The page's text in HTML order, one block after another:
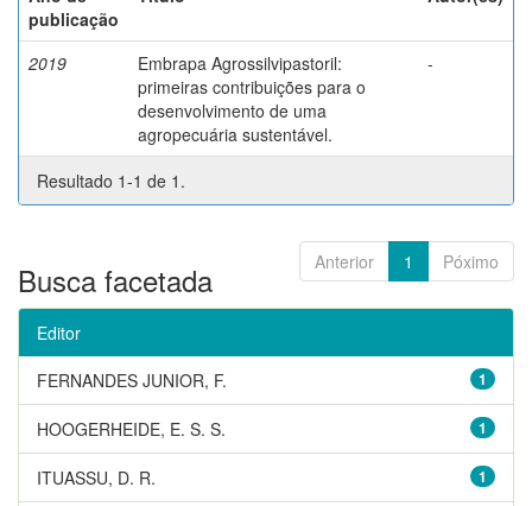
publicação
2019
Embrapa Agrossilvipastoril:
primeiras contribuições para o
desenvolvimento de uma
agropecuária sustentável.
-
Resultado 1-1 de 1.
Anterior 1 Póximo
Busca facetada
Editor
1
FERNANDES JUNIOR, F.
1
HOOGERHEIDE, E. S. S.
1
ITUASSU, D. R.